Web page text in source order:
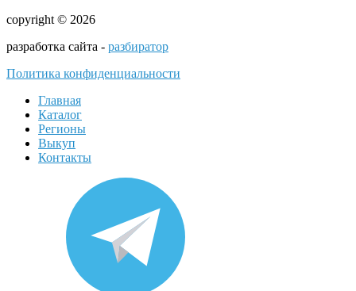
copyright © 2026
разработка сайта - разбиратор
Политика конфиденциальности
Главная
Каталог
Регионы
Выкуп
Контакты